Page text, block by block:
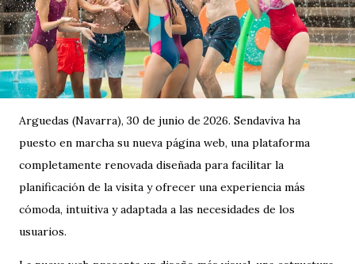
Arguedas (Navarra), 30 de junio de 2026. Sendaviva ha
puesto en marcha su nueva página web, una plataforma
completamente renovada diseñada para facilitar la
planificación de la visita y ofrecer una experiencia más
cómoda, intuitiva y adaptada a las necesidades de los
usuarios.